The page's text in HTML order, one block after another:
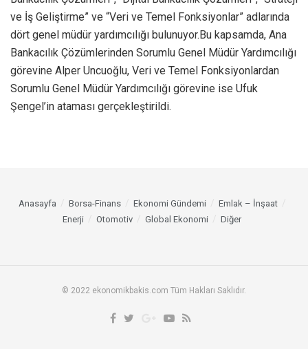
ve İş Geliştirme” ve “Veri ve Temel Fonksiyonlar” adlarında
dört genel müdür yardımcılığı bulunuyor.Bu kapsamda, Ana
Bankacılık Çözümlerinden Sorumlu Genel Müdür Yardımcılığı
görevine Alper Uncuoğlu, Veri ve Temel Fonksiyonlardan
Sorumlu Genel Müdür Yardımcılığı görevine ise Ufuk
Şengel’in ataması gerçekleştirildi.
Anasayfa Borsa-Finans Ekonomi Gündemi
Emlak – İnşaat
Enerji
Otomotiv Global Ekonomi Diğer
© 2022 ekonomikbakis.com Tüm Hakları Saklıdır.